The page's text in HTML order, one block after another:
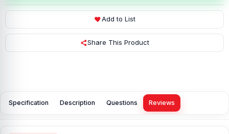
Add to List
Share This Product
Specification Description Questions Reviews